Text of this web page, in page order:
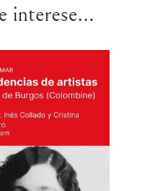
interese...